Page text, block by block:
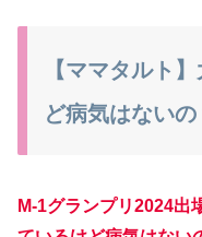
【ママタルト
ど病気はないの
M-1グランプリ2024出